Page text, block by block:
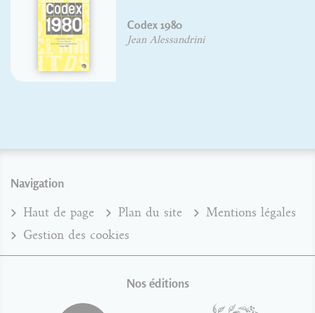
Codex 1980
Jean Alessandrini
Navigation
Haut de page Plan du site
Mentions légales
Gestion des cookies
Nos éditions